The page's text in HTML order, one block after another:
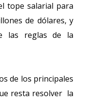
tope salarial para
de dólares, y
las reglas de la
de los principales
resta resolver la